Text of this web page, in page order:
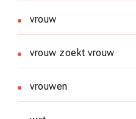
vrouw
vrouw zoekt vrouw
vrouwen